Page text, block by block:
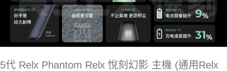
5代 Relx Phantom Relx 悅刻幻影 主機 (通用Relx